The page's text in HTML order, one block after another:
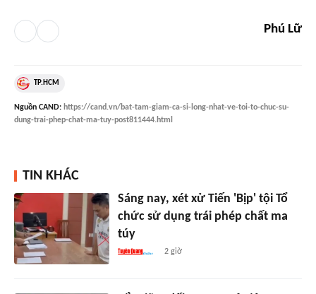
Phú Lữ
TP.HCM
Nguồn CAND: https://cand.vn/bat-tam-giam-ca-si-long-nhat-ve-toi-to-chuc-su-
dung-trai-phep-chat-ma-tuy-post811444.html
TIN KHÁC
Sáng nay, xét xử Tiến 'Bịp' tội Tổ
chức sử dụng trái phép chất ma
túy
2 giờ